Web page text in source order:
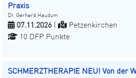
Praxis
Dr. Gerhard Haudum
07.11.2026
Petzenkirchen
10 DFP Punkte
SCHMERZTHERAPIE NEU! Von der